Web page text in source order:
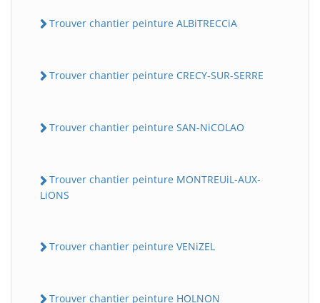
Trouver chantier peinture ALBiTRECCiA
Trouver chantier peinture CRECY-SUR-SERRE
Trouver chantier peinture SAN-NiCOLAO
Trouver chantier peinture MONTREUiL-AUX-
LiONS
Trouver chantier peinture VENiZEL
Trouver chantier peinture HOLNON
BatiWebPro